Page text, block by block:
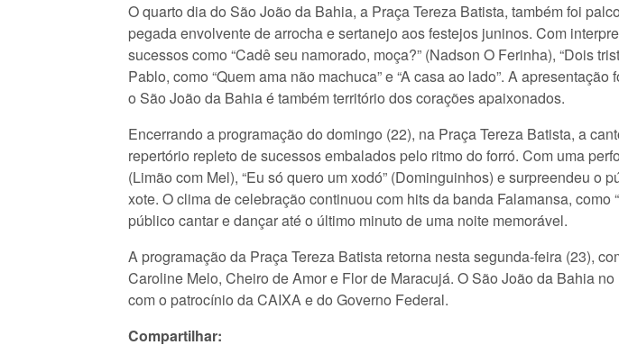
O quarto dia do São João da Bahia, a Praça Tereza Batista, também foi
pegada envolvente de arrocha e sertanejo aos festejos juninos. Com
sucessos como “Cadê seu namorado, moça?” (Nadson O Ferinha), “Dois
Pablo, como “Quem ama não machuca” e “A casa ao lado”. A
o São João da Bahia é também território dos corações apaixonados.
Encerrando a programação do domingo (22), na Praça Tereza Batista, a
repertório repleto de sucessos embalados pelo ritmo do forró. Com uma
(Limão com Mel), “Eu só quero um xodó” (Dominguinhos) e surpreendeu o
xote. O clima de celebração continuou com hits da banda Falamansa, como
público cantar e dançar até o último minuto de uma noite memorável.
A programação da Praça Tereza Batista retorna nesta segunda-feira (23),
Caroline Melo, Cheiro de Amor e Flor de Maracujá. O São João da Bahia
com o patrocínio da CAIXA e do Governo Federal.
Compartilhar: